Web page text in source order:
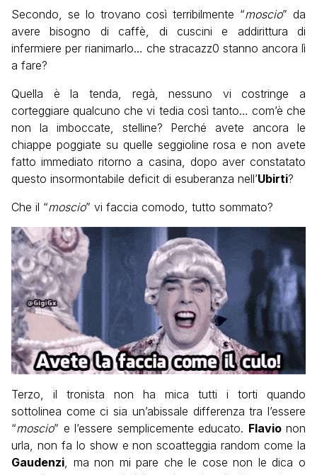
Secondo, se lo trovano così terribilmente “moscio” da
avere bisogno di caffè, di cuscini e addirittura di
infermiere per rianimarlo… che stracazz0 stanno ancora lì
a fare?
Quella è la tenda, regà, nessuno vi costringe a
corteggiare qualcuno che vi tedia così tanto… com’è che
non la imboccate, stelline? Perché avete ancora le
chiappe poggiate su quelle seggioline rosa e non avete
fatto immediato ritorno a casina, dopo aver constatato
questo insormontabile deficit di esuberanza nell’Ubirti?
Che il “moscio” vi faccia comodo, tutto sommato?
Terzo, il tronista non ha mica tutti i torti quando
sottolinea come ci sia un’abissale differenza tra l’essere
“moscio” e l’essere semplicemente educato. Flavionon
urla, non fa lo show e non scoatteggia random come la
Gaudenzi, ma non mi pare che le cose non le dica o